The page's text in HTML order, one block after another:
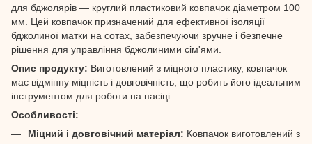
для бджолярів — круглий пластиковий ковпачок діаметром 100
мм. Цей ковпачок призначений для ефективної ізоляції
бджолиної матки на сотах, забезпечуючи зручне і безпечне
рішення для управління бджолиними сім'ями.
Опис продукту: Виготовлений з міцного пластику, ковпачок
має відмінну міцність і довговічність, що робить його ідеальним
інструментом для роботи на пасіці.
Особливості:
Міцний і довговічний матеріал: Ковпачок виготовлений з